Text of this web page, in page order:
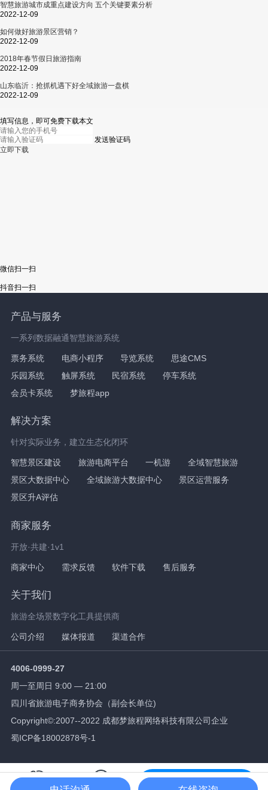
智慧旅游城市成重点建设方向 五个关键要素分析
2022-12-09
如何做好旅游景区营销？
2022-12-09
2018年春节假日旅游指南
2022-12-09
山东临沂：抢抓机遇下好全域旅游一盘棋
2022-12-09
填写信息，即可免费下载本文
发送验证码
立即下载
微信扫一扫
抖音扫一扫
产品与服务
一系列数据融通智慧旅游系统
票务系统 电商小程序 导览系统
思途CMS
乐园系统
触屏系统 民宿系统
停车系统
会员卡系统
梦旅程app
解决方案
针对实际业务，建立生态化闭环
智慧景区建设 旅游电商平台 一机游
全域智慧旅游
景区大数据中心
全域旅游大数据中心
景区运营服务
景区升A评估
商家服务
开放·共建·1v1
商家中心 需求反馈 软件下载 售后服务
关于我们
旅游全场景数字化工具提供商
公司介绍 媒体报道 渠道合作
4006-0999-27
周一至周日 9:00 — 21:00
四川省旅游电子商务协会（副会长单位)
Copyright©:2007--2022 成都梦旅程网络科技有限公司企业
蜀ICP备18002878号-1
免费试用